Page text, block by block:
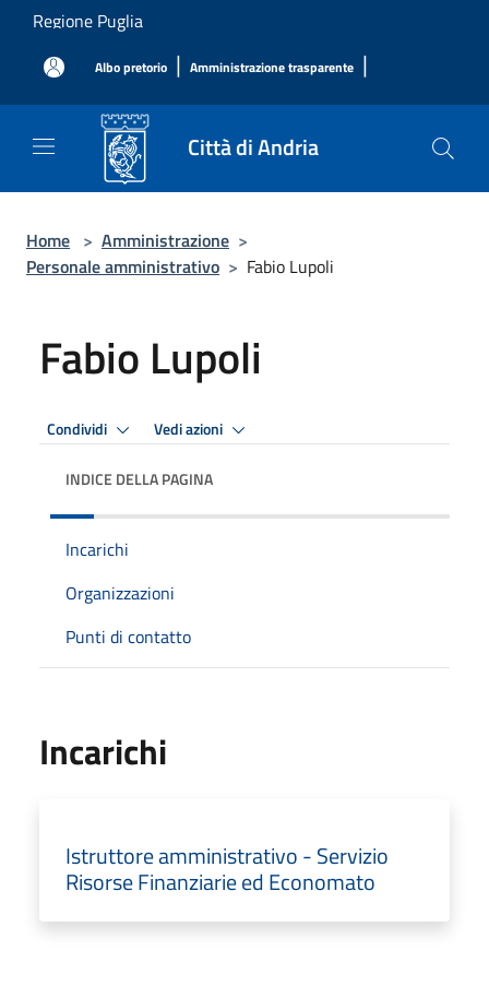
Salta al contenuto principale
Regione Puglia
Albo pretorio | Amministrazione trasparente |
Città di Andria
Home > Amministrazione >
Personale amministrativo > Fabio Lupoli
Fabio Lupoli
Condividi Vedi azioni
INDICE DELLA PAGINA
Incarichi
Organizzazioni
Punti di contatto
Incarichi
Istruttore amministrativo - Servizio
Risorse Finanziarie ed Economato